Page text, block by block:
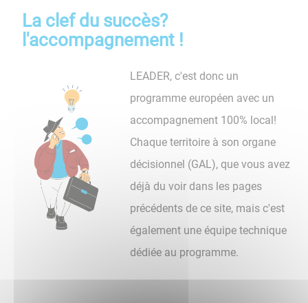
La clef du succès?
l'accompagnement !
LEADER, c'est donc un
programme européen avec un
accompagnement 100% local!
Chaque territoire à son organe
décisionnel (GAL), que vous avez
déjà du voir dans les pages
précédents de ce site, mais c'est
également une équipe technique
dédiée au programme.